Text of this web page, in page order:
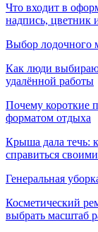
Что входит в
надпись, цветник
Выбор лодочного
Как люди
удалённой работы
Почему короткие
форматом отдыха
Крыша дала течь:
справиться
Генеральная
Косметический
выбрать масштаб